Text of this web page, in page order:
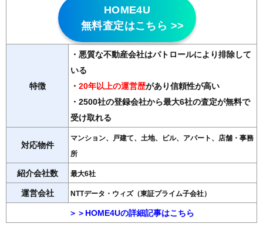
HOME4U
無料査定はこちら >>
特徴
・悪質な不動産会社はパトロールにより排除して
いる
・ 20年以上の運営歴があり信頼性が高い
・2500社の登録会社から最大6社の査定が無料で
受け取れる
対応物件
マンション、戸建て、土地、ビル、アパート、店舗・事務
所
紹介会社数 最大6社
運営会社 NTTデータ・ウィズ（東証プライム子会社）
＞＞HOME4Uの詳細記事はこちら